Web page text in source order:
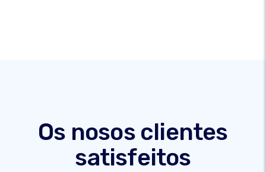
Os nosos clientes
satisfeitos